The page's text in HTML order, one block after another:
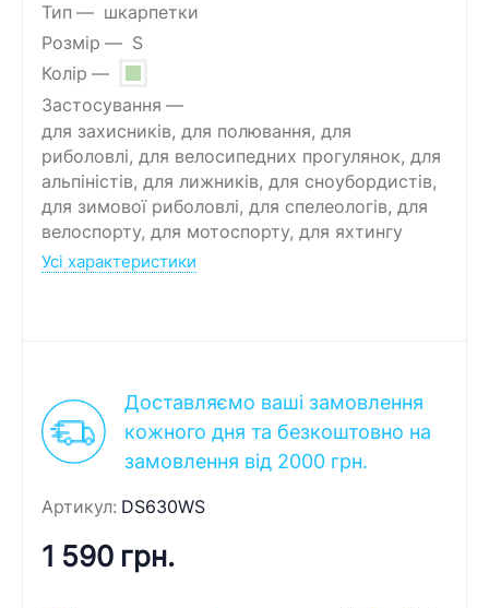
Тип
шкарпетки
Розмір
S
Колір
Застосування
для захисників, для полювання, для
риболовлі, для велосипедних прогулянок, для
альпіністів, для лижників, для сноубордистів,
для зимової риболовлі, для спелеологів, для
велоспорту, для мотоспорту, для яхтингу
Усі характеристики
Доставляємо ваші замовлення
кожного дня та безкоштовно на
замовлення від 2000 грн.
Артикул: DS630WS
1 590 грн.